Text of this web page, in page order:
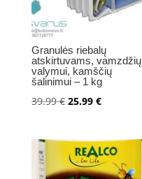
Granulės riebalų
atskirtuvams, vamzdžių
valymui, kamščių
šalinimui – 1 kg
39.99€ Original
39.99 €.
25.99 €Current
25.99 €.